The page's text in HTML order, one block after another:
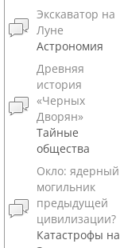
Экскаватор на
Луне
Астрономия
Древняя
история
«Черных
Дворян»
Тайные
общества
Окло: ядерный
могильник
предыдущей
цивилизации?
Катастрофы на